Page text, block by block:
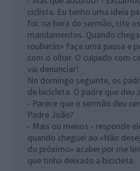
ciclista. Eu tenho uma ideia
foi: na hora do sermão, cite
mandamentos. Quando
roubarás» faça uma pausa e
com o olhar. O culpado com
vai denunciar!
No domingo seguinte, os
de bicicleta. O padre que deu
- Parece que o sermão deu
Padre João?
- Mais ou menos - responde
quando cheguei ao «Não
do próximo» acabei por me
que tinha deixado a bicicleta.